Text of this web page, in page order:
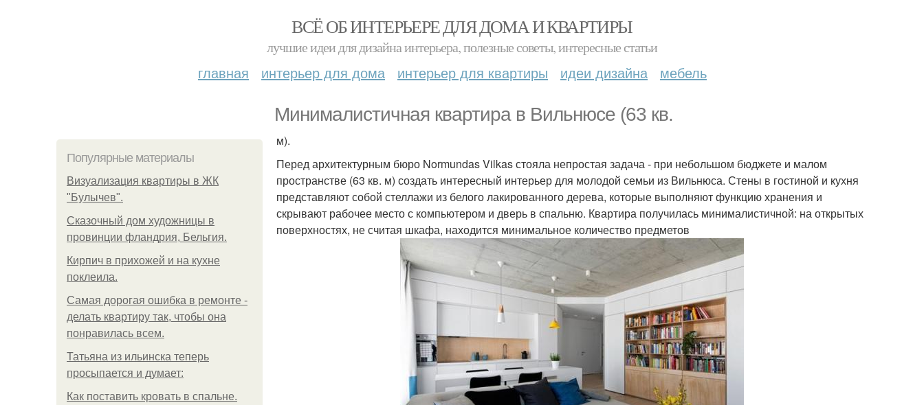
ВСЁ ОБ ИНТЕРЬЕРЕ ДЛЯ ДОМА И КВАРТИРЫ
лучшие идеи для дизайна интерьера, полезные советы, интересные статьи
главная интерьер для дома интерьер для квартиры идеи дизайна мебель
Минималистичная квартира в Вильнюсе (63 кв.
Популярные материалы
Визуализация квартиры в ЖК
"Булычев".
Сказочный дом художницы в
провинции фландрия, Бельгия.
Кирпич в прихожей и на кухне
поклеила.
Самая дорогая ошибка в ремонте -
делать квартиру так, чтобы она
понравилась всем.
Татьяна из ильинска теперь
просыпается и думает:
Как поставить кровать в спальне.
м).
Перед архитектурным бюро Normundas Vilkas стояла непростая задача - при небольшом бюджете и малом
пространстве (63 кв. м) создать интересный интерьер для молодой семьи из Вильнюса. Стены в гостиной и кухня
представляют собой стеллажи из белого лакированного дерева, которые выполняют функцию хранения и
скрывают рабочее место с компьютером и дверь в спальню. Квартира получилась минималистичной: на открытых
поверхностях, не считая шкафа, находится минимальное количество предметов